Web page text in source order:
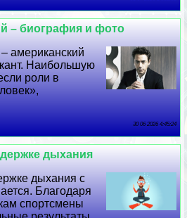
– биография и фото
американский
Наибольшую
роли в
30 06 2026 4:45:24
дыхания
дыхания с
Благодаря
спортсмены